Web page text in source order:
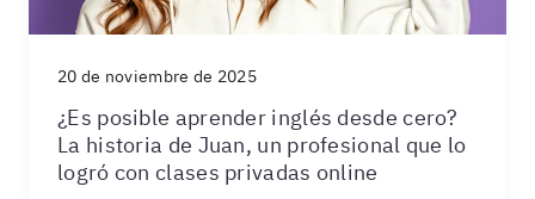
20 de noviembre de 2025
¿Es posible aprender inglés desde cero?
La historia de Juan, un profesional que lo
logró con clases privadas online